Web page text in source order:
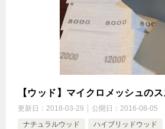
【ウッド】マイクロメッシュのス
更新日： 2018-03-29 公開日： 2016-08-05
ナチュラルウッド
ハイブリッドウッド